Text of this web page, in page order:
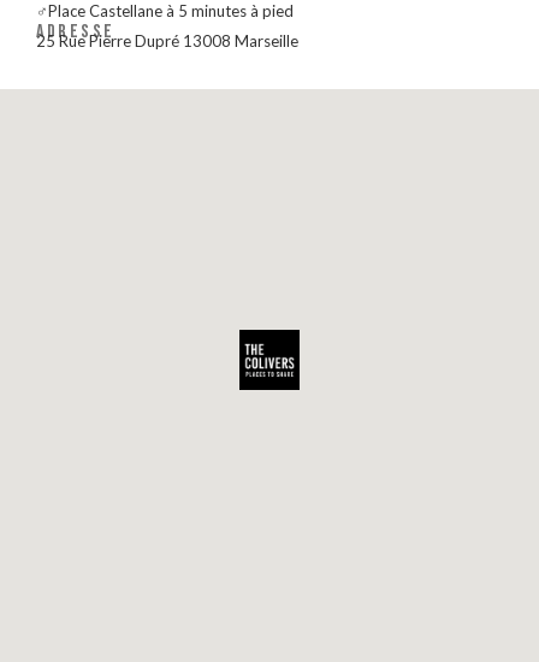
‍♂️Place Castellane à 5 minutes à pied
ADRESSE
25 Rue Pierre Dupré 13008 Marseille